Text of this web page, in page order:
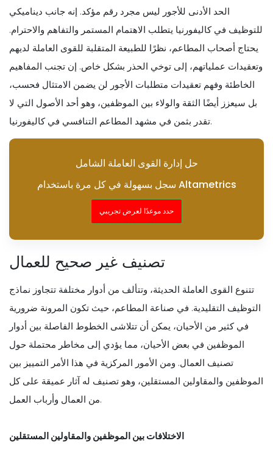
الحد الأدنى للأجور ليس مجرد رقم مؤكد. إنه جانب ديناميكي
للتوظيف في كاليفورنيا يتطلب الاهتمام المستمر والتفاهم والاحترام.
يحتاج أصحاب المطاعم، نظرًا للطبيعة المتقلبة للقوى العاملة لديهم
وتعقيدات عملياتهم، إلى توخي الحذر بشكل خاص. إن تجنب المفاهيم
الخاطئة وفهم تعقيدات متطلبات الأجور لن يضمن الامتثال فحسب،
بل سيعزز أيضًا الثقة والولاء بين الموظفين، وهو أحد الأصول التي لا
تقدر بثمن في مشهد المطاعم التنافسي في كاليفورنيا.
حل إدارة القوى العاملة الشامل
سجل بسهولة في كل مرة باستخدام Altametrics
حدد موعدًا لعرض تجريبي
تصنيف غير صحيح للعمال
تتنوع القوى العاملة الحديثة، وتتألف من أدوار مختلفة تتجاوز نماذج
التوظيف التقليدية. في صناعة المطاعم، حيث تكون المرونة ضرورية
في كثير من الأحيان، يمكن أن تتلاشى الخطوط الفاصلة بين أدوار
الموظفين في بعض الأحيان، مما يؤدي إلى مخاطر محتملة حول
تصنيف العمال. ومن الأمور المركزية في هذا الأمر التمييز بين
الموظفين والمقاولين المستقلين، وهو تصنيف له آثار عميقة على كل
من العمال وأرباب العمل.
الاختلافات بين الموظفين والمقاولين المستقلين